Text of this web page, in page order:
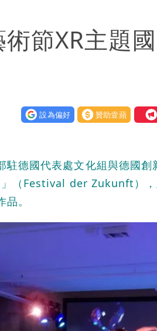
走 議員神回1句笑翻10萬人
這裡」 蔣萬安：這很清楚標
術節XR主題
設為偏好 贊助壹蘋 我
駐德國代表處文化組與德國
（Festival der Zukunft），
。